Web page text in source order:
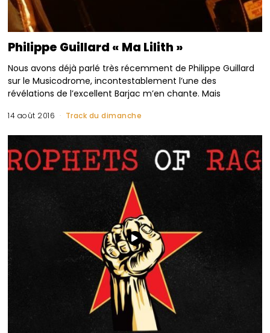
Philippe Guillard « Ma Lilith »
Nous avons déjà parlé très récemment de Philippe Guillard
sur le Musicodrome, incontestablement l’une des
révélations de l’excellent Barjac m’en chante. Mais
14 août 2016 Track du dimanche